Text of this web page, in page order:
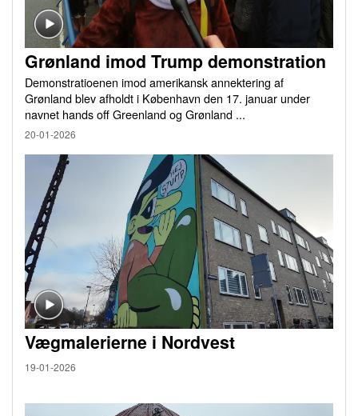
Grønland imod Trump demonstration
Demonstratioenen imod amerikansk annektering af
Grønland blev afholdt i København den 17. januar under
navnet hands off Greenland og Grønland ...
20-01-2026
Vægmalerierne i Nordvest
19-01-2026